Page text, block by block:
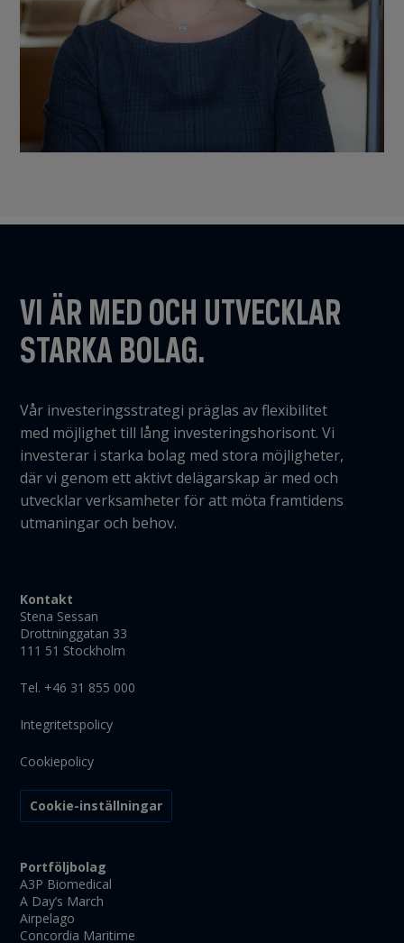
VI ÄR MED OCH UTVECKLAR
STARKA BOLAG.
Vår investeringsstrategi präglas av flexibilitet
med möjlighet till lång investeringshorisont. Vi
investerar i starka bolag med stora möjligheter,
där vi genom ett aktivt delägarskap är med och
utvecklar verksamheter för att möta framtidens
utmaningar och behov.
Kontakt
Stena Sessan
Drottninggatan 33
111 51 Stockholm
Tel. +46 31 855 000
Integritetspolicy
Cookiepolicy
Cookie-inställningar
Portföljbolag
A3P Biomedical
A Day’s March
Airpelago
Concordia Maritime